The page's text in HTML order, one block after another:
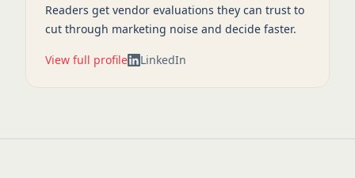
Readers get vendor evaluations they can trust to
cut through marketing noise and decide faster.
View full profile LinkedIn